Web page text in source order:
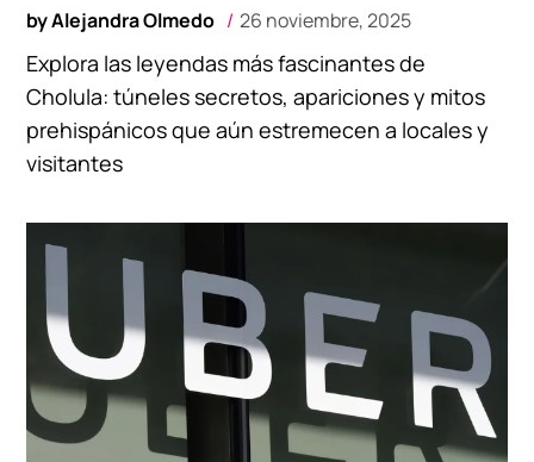
byAlejandra Olmedo 26 noviembre, 2025
Explora las leyendas más fascinantes de
Cholula: túneles secretos, apariciones y mitos
prehispánicos que aún estremecen a locales y
visitantes